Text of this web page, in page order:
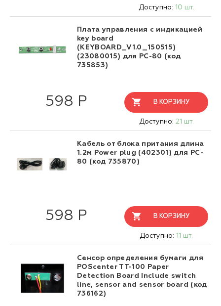
Доступно: 10 шт.
Плата управления с индикацией
key board
(KEYBOARD_V1.0_150515)
(23080015) для PC-80 (код
735853)
598 Р В КОРЗИНУ
Доступно: 21 шт.
Кабель от блока притания длина
1.2м Power plug (402301) для PC-
80 (код 735870)
598 Р В КОРЗИНУ
Доступно: 11 шт.
Сенсор определения бумаги для
POScenter TT-100 Paper
Detection Board Include switch
line, sensor and sensor board (код
736162)